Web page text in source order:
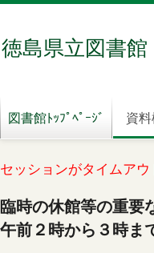
徳島県立図書
図書館ﾄｯﾌﾟﾍﾟｰｼﾞ 資
セッションがタイムアウ
臨時の休館等の重要
午前２時から３時ま